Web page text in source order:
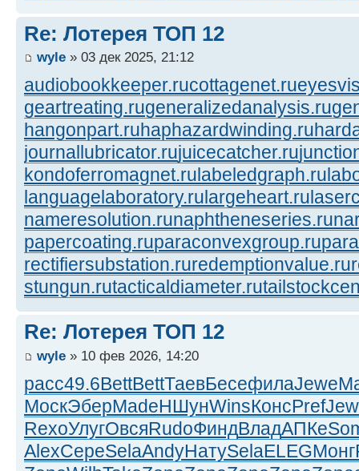
Re: Лотерея ТОП 12
wyle » 03 дек 2025, 21:12
audiobookkeeper.rucottagenet.ru
geartreating.rugeneralizedanalysis.ru
hangonpart.ruhaphazardwinding.ru
journallubricator.rujuicecatcher.ru
kondoferromagnet.rulabeledgraph.ru
languagelaboratory.rulargeheart.ru
nameresolution.runaphtheneseries.ru
papercoating.ruparaconvexgroup.ru
rectifiersubstation.ruredemptionvalue.ru
stungun.rutacticaldiameter.ru
Re: Лотерея ТОП 12
wyle » 10 фев 2026, 14:20
расс49.6BettBettТаевБесефилаJewe
МоскЭберMadeНШунWinsКонсPref
RexoУлугОвсяRudoФиндВладАПКе
AlexСереSelaAndyНатуSelaELEGМонг